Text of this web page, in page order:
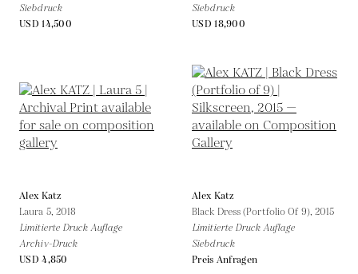
Siebdruck
USD 14,500
Siebdruck
USD 18,900
Alex Katz
Laura 5, 2018
Limitierte Druck Auflage
Archiv-Druck
USD 4,850
Alex Katz
Black Dress (Portfolio Of 9),2015
Limitierte Druck Auflage
Siebdruck
Preis Anfragen